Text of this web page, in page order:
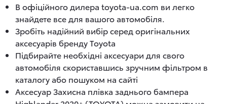
В офіційного дилера toyota-ua.com ви легко
знайдете все для вашого автомобіля.
Зробіть надійний вибір серед оригінальних
аксесуарів бренду Toyota
Підбирайте необхідні аксесуари для свого
автомобіля скориставшись зручним фільтром в
каталогу або пошуком на сайті
Аксесуар Захисна плівка заднього бампера